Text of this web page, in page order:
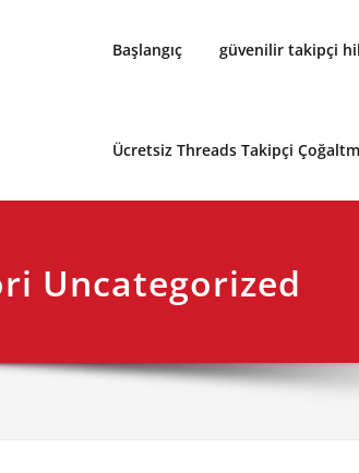
Başlangıç güvenilir takipçi
Ücretsiz Threads Takipçi
Uncategorized